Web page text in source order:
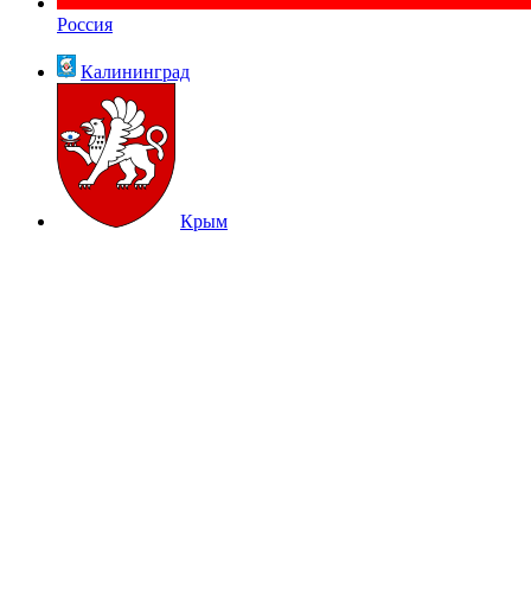
Россия
Калининград
Крым